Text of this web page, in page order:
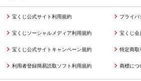
宝くじ公式サイト利用規約 プライバ
宝くじソーシャルメディア利用規約 宝くじ会
宝くじ公式サイトキャンペーン規約 特定商取
利用者登録簡易読取ソフト利用規約 商標につ